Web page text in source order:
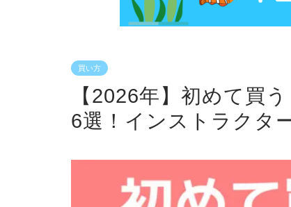
買い方
【2026年】初めて買
6選！インストラクタ